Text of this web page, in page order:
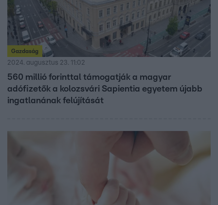
Gazdaság
2024. augusztus 23. 11:02
560 millió forinttal támogatják a magyar
adófizetők a kolozsvári Sapientia egyetem újabb
ingatlanának felújítását